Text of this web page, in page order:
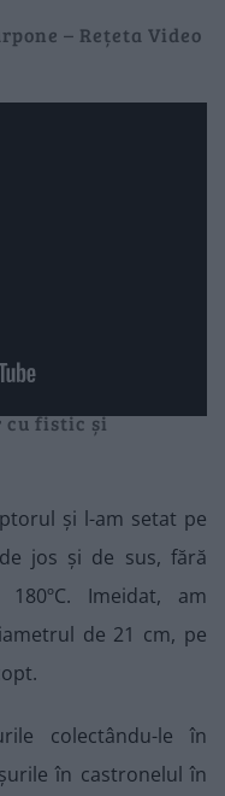
– Rețeta Video
cu fistic și
și l-am setat pe
jos și de sus, fără
Imeidat, am
de 21 cm, pe
colectându-le în
în castronelul în